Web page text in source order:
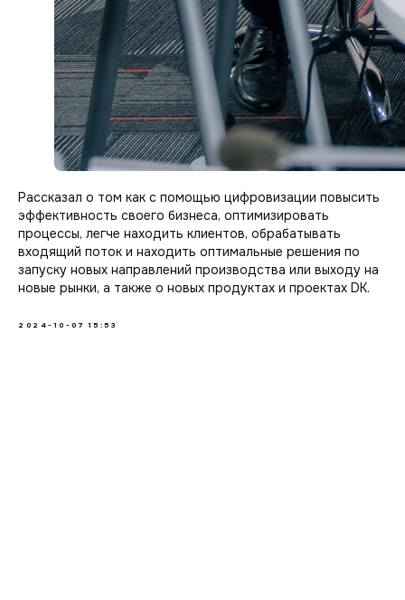
Рассказал о том как с помощью цифровизации повысить
эффективность своего бизнеса, оптимизировать
процессы, легче находить клиентов, обрабатывать
входящий поток и находить оптимальные решения по
запуску новых направлений производства или выходу на
новые рынки, а также о новых продуктах и проектах DK.
2024-10-07 15:53